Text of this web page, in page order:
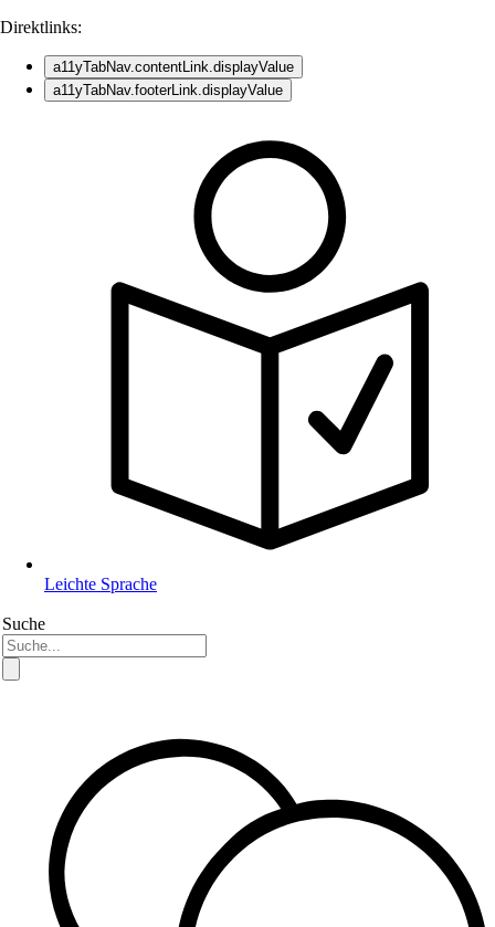
Direktlinks:
a11yTabNav.contentLink.displayValue
a11yTabNav.footerLink.displayValue
Leichte Sprache
Suche